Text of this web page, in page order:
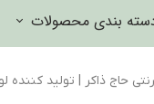
بندی محصولات
پز و منقل
حاج ذاکر | تولید کننده